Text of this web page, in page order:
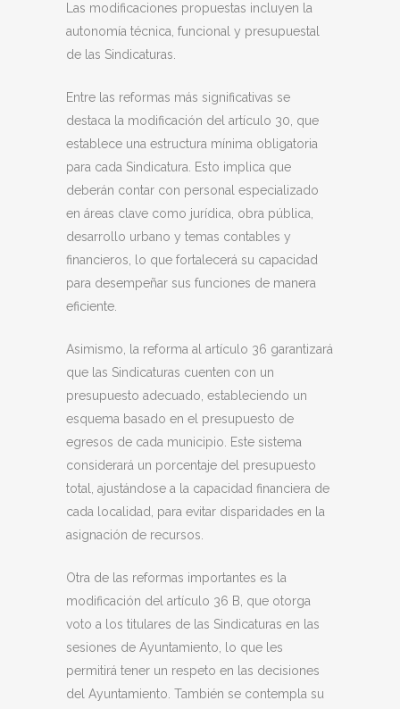
Las modificaciones propuestas incluyen la
autonomía técnica, funcional y presupuestal
de las Sindicaturas.
Entre las reformas más significativas se
destaca la modificación del artículo 30, que
establece una estructura mínima obligatoria
para cada Sindicatura. Esto implica que
deberán contar con personal especializado
en áreas clave como jurídica, obra pública,
desarrollo urbano y temas contables y
financieros, lo que fortalecerá su capacidad
para desempeñar sus funciones de manera
eficiente.
Asimismo, la reforma al artículo 36 garantizará
que las Sindicaturas cuenten con un
presupuesto adecuado, estableciendo un
esquema basado en el presupuesto de
egresos de cada municipio. Este sistema
considerará un porcentaje del presupuesto
total, ajustándose a la capacidad financiera de
cada localidad, para evitar disparidades en la
asignación de recursos.
Otra de las reformas importantes es la
modificación del artículo 36 B, que otorga
voto a los titulares de las Sindicaturas en las
sesiones de Ayuntamiento, lo que les
permitirá tener un respeto en las decisiones
del Ayuntamiento. También se contempla su